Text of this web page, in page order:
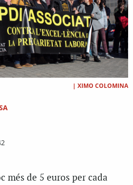
| XIMO COLOMINA
més de 5 euros per cada